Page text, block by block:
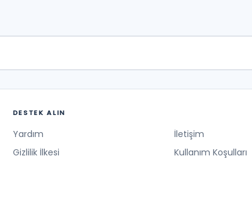
DESTEK ALIN
Yardım
İletişim
Gizlilik İlkesi
Kullanım Koşulları